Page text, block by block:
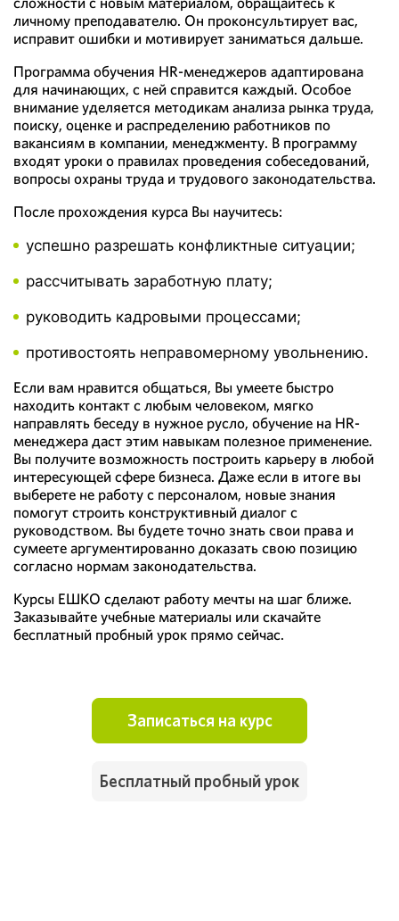
личному преподавателю. Он проконсультирует вас,
исправит ошибки и мотивирует заниматься дальше.
Программа обучения HR-менеджеров адаптирована
для начинающих, с ней справится каждый. Особое
внимание уделяется методикам анализа рынка труда,
поиску, оценке и распределению работников по
вакансиям в компании, менеджменту. В программу
входят уроки о правилах проведения собеседований,
вопросы охраны труда и трудового законодательства.
После прохождения курса Вы научитесь:
успешно разрешать конфликтные ситуации;
рассчитывать заработную плату;
руководить кадровыми процессами;
противостоять неправомерному увольнению.
Если вам нравится общаться, Вы умеете быстро
находить контакт с любым человеком, мягко
направлять беседу в нужное русло, обучение на HR-
менеджера даст этим навыкам полезное применение.
Вы получите возможность построить карьеру в любой
интересующей сфере бизнеса. Даже если в итоге вы
выберете не работу с персоналом, новые знания
помогут строить конструктивный диалог с
руководством. Вы будете точно знать свои права и
сумеете аргументированно доказать свою позицию
согласно нормам законодательства.
Курсы ЕШКО сделают работу мечты на шаг ближе.
Заказывайте учебные материалы или скачайте
бесплатный пробный урок прямо сейчас.
Записаться на курс
Бесплатный пробный урок